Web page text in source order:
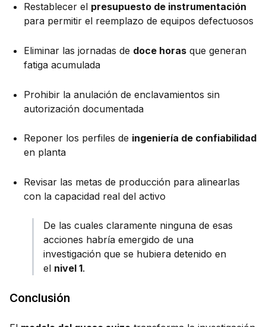
Restablecer el presupuesto de instrumentación
para permitir el reemplazo de equipos defectuosos
Eliminar las jornadas de doce horas que generan
fatiga acumulada
Prohibir la anulación de enclavamientos sin
autorización documentada
Reponer los perfiles de ingeniería de confiabilidad
en planta
Revisar las metas de producción para alinearlas
con la capacidad real del activo
De las cuales claramente ninguna de esas
acciones habría emergido de una
investigación que se hubiera detenido en
el nivel 1.
Conclusión